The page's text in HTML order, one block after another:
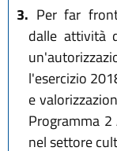
3. Per far
dalle attività
l'esercizio
e
Programma
nel settore